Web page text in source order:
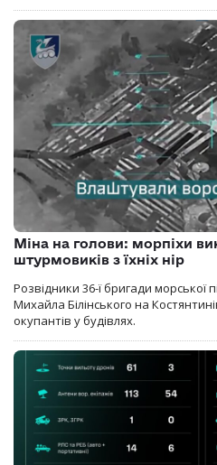
Міна на голови: морпіхи
штурмовиків з їхніх нір
Розвідники 36-ї бригади морської
Михайла Білінського на
окупантів у будівлях.